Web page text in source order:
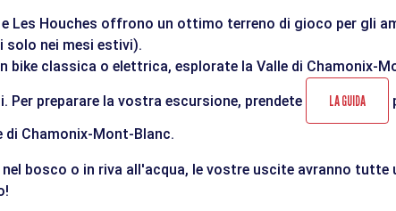
e Les Houches offrono un ottimo terreno di gioco per gli
solo nei mesi estivi).
bike classica o elettrica, esplorate la Valle di Chamonix-
preparare la vostra escursione, prendete LA GUIDA
di Chamonix-Mont-Blanc.
bosco o in riva all'acqua, le vostre uscite avranno tutte